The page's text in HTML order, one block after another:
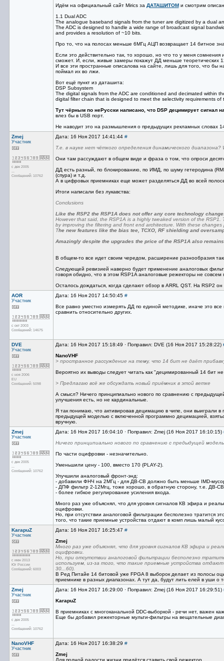
Идём на официальный сайт Mirics за ДАТАШИТОМи смотрим
1.1 Dual ADC
The analogue baseband signals from the tuner are digitized by a dual
The ADC is designed to handle a wide range of broadcast signal
and provides a resolution of ~10 bits.
Про то, что на полосах меньше 6МГц АЦП возвращает 14 битное
Если это действительно так, то хорошо, но что то у меня
сможет. И, если, живые замеры покажут ДД меньше теоретических
И все эти пространные описалова на сайте, лишь для того, что бы
поймал их во лжи.
Вот ещё пункт из даташита:
DSP Subsystem
The digital signals from the ADC are conditioned and decimated within
digital filter chain that is designed to meet the selectivity requirements of
Тут чёрным по неРусски написано, что DSP децимирует сигнал
влез бы в USB порт.
Не наводит это на размышления о предыдущих рекламных словах
Zmej
Участник
с дек 2005
...
Сообщений: 10762
Дата: 16 Ноя 2017 14:41:44 #
Т.е. в науке нет чёткого определения динамического диапазона?
Они там рассуждают в общем виде и фраза о том, что опроси
ДД есть разный, по блокированию, по ИМД, по шуму гетеродина
(спура) и т.д.
А в цифровых приемниках еще может разделяться ДД во всей
Итоги написали без лукавства:
Conclusions
Like the RSP2 the RSP1A does not offer any core technology
However that said, the RSP1A is a highly tweaked version of the
by improving the filtering and front end architecture. With these
The new features like the bias tee, TCXO, RF shielding and
Amazingly despite the upgrades the price of the RSP1A also
В общем-то все идет своим чередом, расширение разнообразия
Следующей ревизией наверно будет применение аналоговых
говоря обидно, что в этом RSP1A аналоговые режекторы не
Осталось дождаться, когда сделают обзор в ARRL QST. На RSP2
AOR
Участник
с окт 2003
Сообщений: 14675
Дата: 16 Ноя 2017 14:50:45 #
Все равно уместно измерять ДД по единой методике, иначе это
сравнить относительно других.
DVE
Участник
с ноя 2006
EU
Сообщений: 5098
Дата: 16 Ноя 2017 15:18:49 · Поправил: DVE (16 Ноя 2017 15:28:22)
NanoVHF
> пространное рассуждение на тему, что 14 бит не даёт
Вероятно их выводы следует читать как "децимированный 14 бит
> Предлагаю всё же обсуждать новый приёмник в этой ветке
А смысл? Ничего принципиально нового по сравнению с
улучшения есть, но не кардинальные.
Я так понимаю, что активировав децимацию в чипе, они выиграли
предыдущей моделью с включенной программно децимацией,
вручную.
Zmej
Участник
с дек 2005
...
Сообщений: 10762
Дата: 16 Ноя 2017 16:04:10 · Поправил: Zmej (16 Ноя 2017 16:10:15)
Ничего принципиально нового по сравнению с предыдущей
По части оцифровки - незначительно.
Уменьшили цену - 100, вместо 170 (PLAY-2).
Улучшили аналоговый фронт-энд:
- добавили ФНЧ на 2МГц - для ДВ-СВ должно быть меньше IMD-
- ДПФ фильтр 2-12Мгц, тоже хорошо, в обратную сторону, т.е. ДВ-
- более гибкое регулирование усиления входа.
Много раз уже объяснял, что для уровня сигналов КВ эфира и
оцифровки.
Но, при отсутствии аналоговой фильтрации бесполезно тратится
того, что такие приемные устройства отдают в комп лишь малый
KarapuZ
Участник
с июн 2013
Юг России
Сообщений: 6003
Дата: 16 Ноя 2017 16:25:47 #
Zmej
Много раз уже объяснял, что для уровня сигналов КВ эфира и
оцифровки.
Но, при отсутствии аналоговой фильтрации бесполезно
используем, из-за того, что такие приемные устройства
30...60).
В Ред Питайе 14 битовой уже FPGA 8 выборок делает из полосы
приемнике в разных диапазонах. А тут да, будут лить елей в уши о
Zmej
Участник
с дек 2005
...
Сообщений: 10762
Дата: 16 Ноя 2017 16:29:00 · Поправил: Zmej (16 Ноя 2017 16:29:51)
KarapuZ
В приемниках с многоканальной DDC-выборкой - речи нет, важен
Еще бы добавил режекторные мульти-фильтры на вещательные
NanoVHF
Участник
Дата: 16 Ноя 2017 16:38:29 #
Zmej
Для полной радости жизни придётся ставить свой режектор.